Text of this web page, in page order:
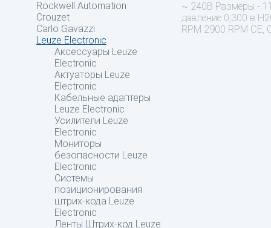
Rockwell Automation
Crouzet
Carlo Gavazzi
Leuze Electronic
Аксессуары Leuze
Electronic
Актуаторы Leuze
Electronic
Кабельные адаптеры
Leuze Electronic
Усилители Leuze
Electronic
Мониторы
безопасности Leuze
Electronic
Системы
позиционирования
штрих-кода Leuze
Electronic
Ленты Штрих-код Leuze
~ 240В Размеры -
давление 0,300 в
RPM 2900 RPM CE,